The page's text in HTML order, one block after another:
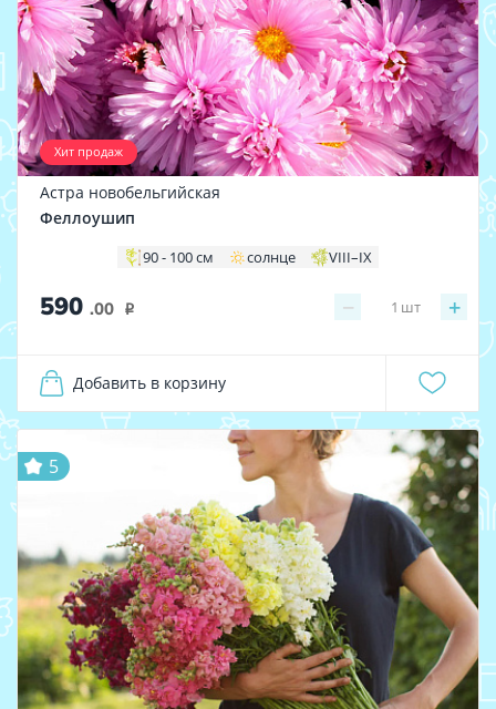
Хит продаж
Астра новобельгийская
Феллоушип
90 - 100 см солнце VIII–IX
590 .00 i − +
1 шт
Добавить в корзину
5